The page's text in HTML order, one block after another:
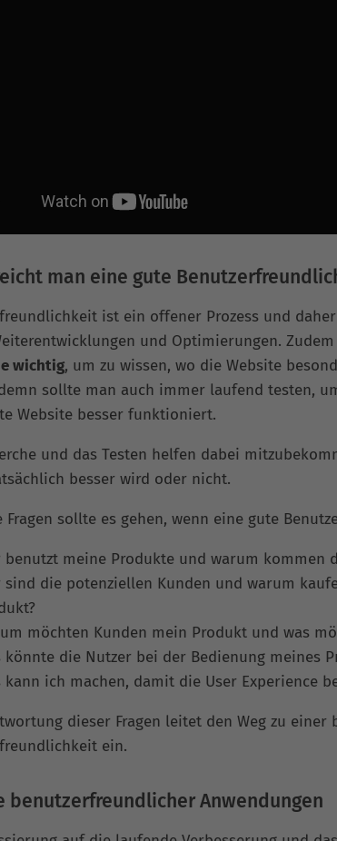
man eine gute
ist ein offener Prozess und
und Optimierungen.
wichtig, um zu wissen, wo die Website
sollte man auch immer laufend testen,
Website besser funktioniert.
und das Testen helfen dabei
besser wird oder nicht.
Fragen sollte es gehen, wenn eine gute
benutzt meine Produkte und warum kommen
sind die potenziellen Kunden und warum
möchten Kunden mein Produkt und was
könnte die Nutzer bei der Bedienung meines
kann ich machen, damit die User Experience
dieser Fragen leitet den Weg zu einer
ein.
benutzerfreundlicher Anwendungen